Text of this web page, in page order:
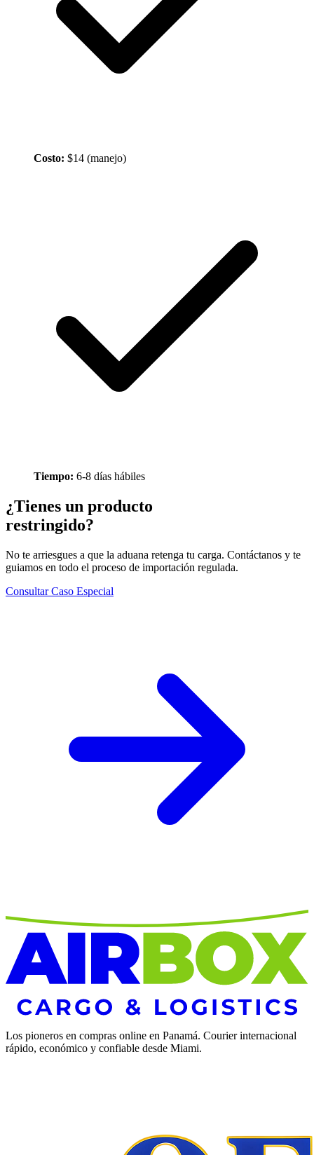
Costo: $14 (manejo)
Tiempo: 6-8 días hábiles
¿Tienes un producto
restringido?
No te arriesgues a que la aduana retenga tu carga. Contáctanos y te
guiamos en todo el proceso de importación regulada.
Consultar Caso Especial
Los pioneros en compras online en Panamá. Courier internacional
rápido, económico y confiable desde Miami.